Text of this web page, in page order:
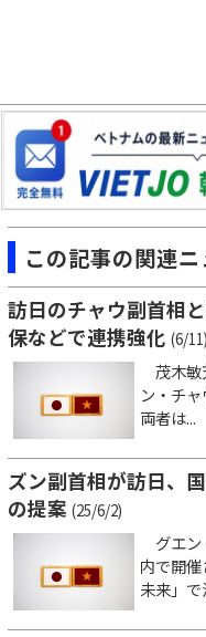
この記事の関連ニ
訪日のチャウ副首相
保などで連携強化 (6/11)
茂木敏
ン・チ
両者は...
ズン副首相が訪日、
の提案 (25/6/2)
グエン
内で開
未来」で